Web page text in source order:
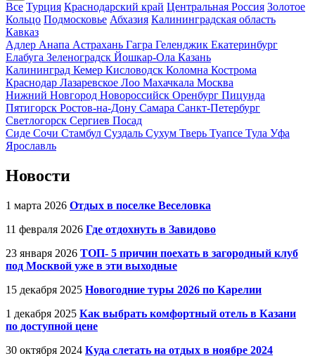
Все Турция Краснодарский край Центральная Россия Золотое
Кольцо Подмосковье Абхазия Калининградская область
Кавказ
Адлер Анапа Астрахань Гагра Геленджик Екатеринбург
Елабуга Зеленоградск Йошкар-Ола Казань
Калининград Кемер Кисловодск Коломна Кострома
Краснодар Лазаревское Лоо Махачкала Москва
Нижний Новгород Новороссийск Оренбург Пицунда
Пятигорск Ростов-на-Дону Самара Санкт-Петербург
Светлогорск Сергиев Посад
Сиде Сочи Стамбул Суздаль Сухум Тверь Туапсе Тула Уфа
Ярославль
Новости
1 марта 2026 Отдых в поселке Веселовка
11 февраля 2026 Где отдохнуть в Завидово
23 января 2026 ТОП- 5 причин поехать в загородный клуб
под Москвой уже в эти выходные
15 декабря 2025 Новогодние туры 2026 по Карелии
1 декабря 2025 Как выбрать комфортный отель в Казани
по доступной цене
30 октября 2024 Куда слетать на отдых в ноябре 2024